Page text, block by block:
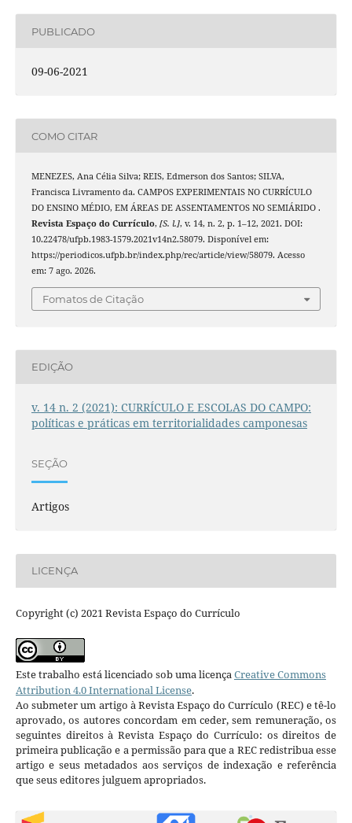
PUBLICADO
09-06-2021
COMO CITAR
MENEZES, Ana Célia Silva; REIS, Edmerson dos Santos; SILVA,
Francisca Livramento da. CAMPOS EXPERIMENTAIS NO CURRÍCULO
DO ENSINO MÉDIO, EM ÁREAS DE ASSENTAMENTOS NO SEMIÁRIDO .
Revista Espaço do Currículo, [S. l.], v. 14, n. 2, p. 1–12, 2021. DOI:
10.22478/ufpb.1983-1579.2021v14n2.58079. Disponível em:
https://periodicos.ufpb.br/index.php/rec/article/view/58079. Acesso
em: 7 ago. 2026.
Fomatos de Citação
EDIÇÃO
v. 14 n. 2 (2021): CURRÍCULO E ESCOLAS DO CAMPO:
políticas e práticas em territorialidades camponesas
SEÇÃO
Artigos
LICENÇA
Copyright (c) 2021 Revista Espaço do Currículo
Este trabalho está licenciado sob uma licençaCreative Commons
Attribution 4.0 International License.
Ao submeter um artigo à Revista Espaço do Currículo (REC) e tê-lo
aprovado, os autores concordam em ceder, sem remuneração, os
seguintes direitos à Revista Espaço do Currículo: os direitos de
primeira publicação e a permissão para que a REC redistribua esse
artigo e seus metadados aos serviços de indexação e referência
que seus editores julguem apropriados.